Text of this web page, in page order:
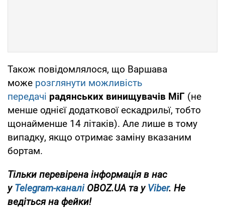
Також повідомлялося, що Варшава
може розглянути можливість
передачі радянських винищувачів МіГ (не
менше однієї додаткової ескадрильї, тобто
щонайменше 14 літаків). Але лише в тому
випадку, якщо отримає заміну вказаним
бортам.
Тільки перевірена інформація в нас
уTelegram-каналіOBOZ.UA та уViber. Не
ведіться на фейки!